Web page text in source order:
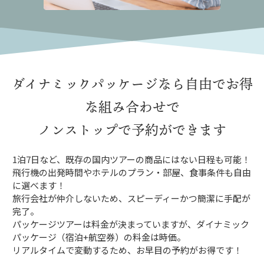
ダイナミックパッケージなら 自由でお得
な組み合わせで
ノンストップで予約ができます
1泊7日など、既存の国内ツアーの商品にはない日程も可能！
飛行機の出発時間やホテルのプラン・部屋、食事条件も自由
に選べます！
旅行会社が仲介しないため、スピーディーかつ簡潔に手配が
完了。
パッケージツアーは料金が決まっていますが、ダイナミック
パッケージ（宿泊+航空券）の料金は時価。
リアルタイムで変動するため、お早目の予約がお得です！